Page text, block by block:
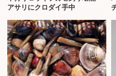
アサリにクロダイ手中